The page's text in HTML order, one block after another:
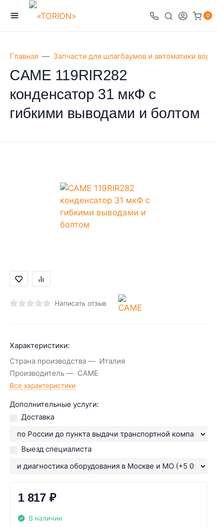
0
Главная Запчасти для шлагбаумов и автоматики
CAME 119RIR282
конденсатор 31 мкФ с
гибкими выводами и болтом
Написать отзыв
Характеристики:
Страна производства
Италия
Производитель
CAME
Все характеристики
Дополнительные услуги:
Доставка
Выезд специалиста
1 817 ₽
В наличии